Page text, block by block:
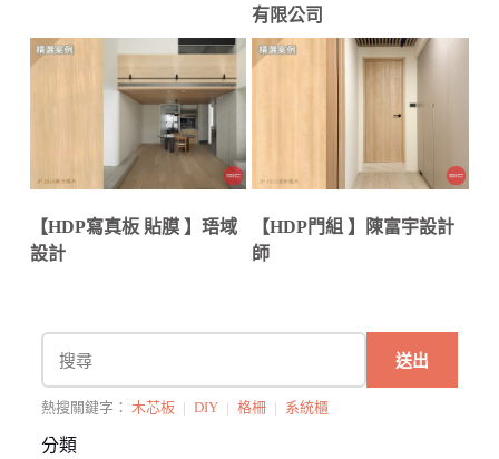
送出
熱搜關鍵字： 木芯板 | DIY | 格柵 | 系統櫃
分類
有限公司
【HDP寫真板 貼膜 】珸域
設計
【HDP門組 】陳富宇設計
師